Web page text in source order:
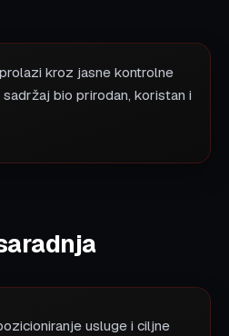
kroz jasne kontrolne
bio prirodan, koristan i
usluge i ciljne